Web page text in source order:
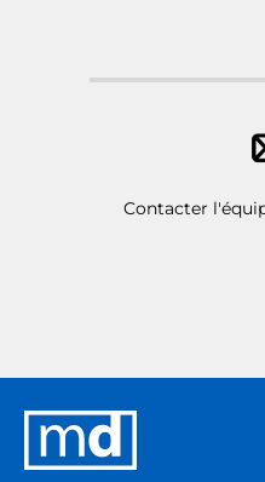
Contacter
Éditions
MD